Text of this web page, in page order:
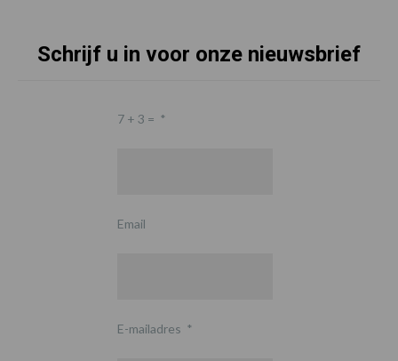
Schrijf u in voor onze nieuwsbrief
7 + 3 = *
Email
E-mailadres *